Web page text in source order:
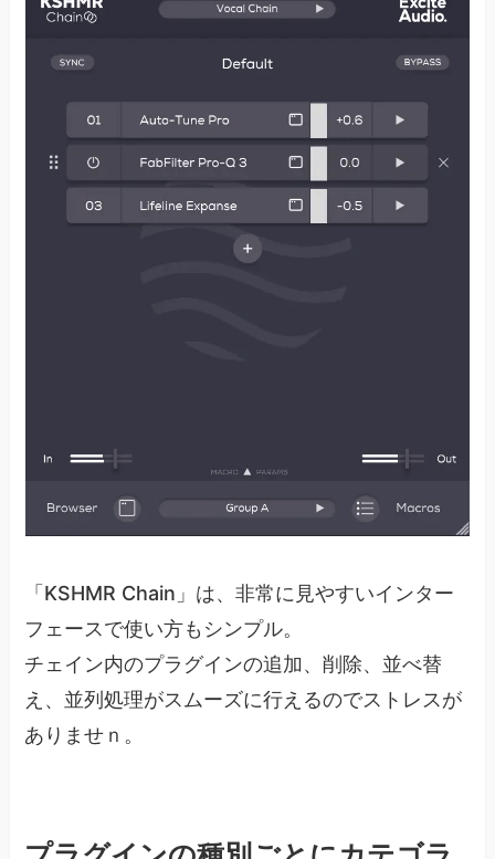
「KSHMR Chain」は、非常に見やすいインター
フェースで使い方もシンプル。
チェイン内のプラグインの追加、削除、並べ替
え、並列処理がスムーズに行えるのでストレスが
ありませｎ。